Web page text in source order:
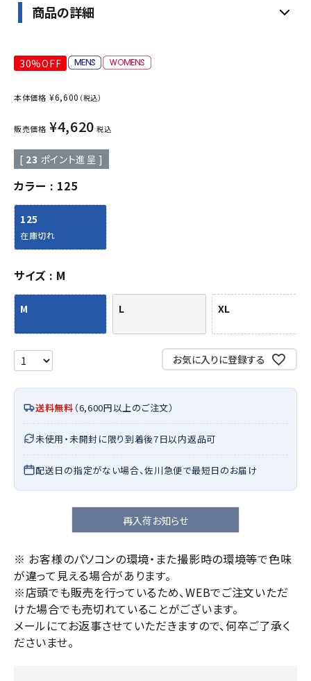
商品の詳細
30%OFF
本体価格 ¥6,600 （税込）
販売価格 ¥4,620 税込
[ 23 ポイント進呈 ]
カラー 125
125
在庫切れ
サイズ M
M L XL
お気に入りに登録する
送料無料 （6,600円以上のご注文）
未使用・未開封に限り到着後7日以内返品可
配送日の指定がない場合、佐川急便で最短日のお届け
再入荷お知らせ
※ お客様のパソコンの環境・また撮影時の環境等で色味
が違って見える場合があります。
※店頭でも販売を行っているため、WEBでご注文いただ
けた場合でも売切れていることがございます。
メールにてお返事させていただきますので、何卒ご了承く
ださいませ。